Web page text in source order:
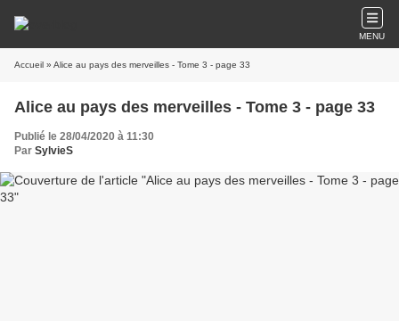
MENU
Accueil » Alice au pays des merveilles - Tome 3 - page 33
Alice au pays des merveilles - Tome 3 - page 33
Publié le 28/04/2020 à 11:30
Par SylvieS